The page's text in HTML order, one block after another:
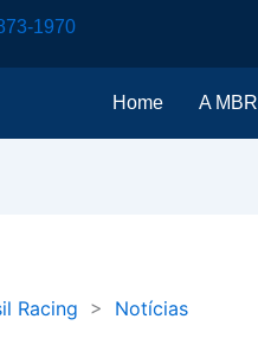
1970
Home A MBR
Racing > Notícias